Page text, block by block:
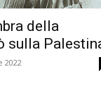
della
sulla
2022